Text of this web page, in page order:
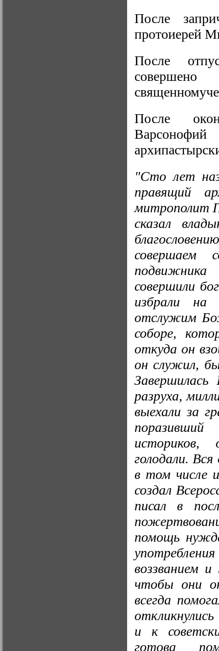
После
протоиерей
После
После
"Сто лет
правящий
митрополит
сказал
совершаем
совершили
избрали на
отслужим
соборе,
откуда он
он служил,
разруха,
выехали за
историков,
голодали.
в том числе
создал
писал в
помощь
воззванием
чтобы они
всегда
и к
готова